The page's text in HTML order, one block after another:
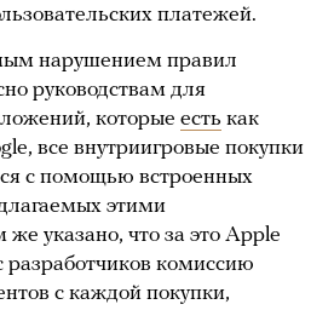
платежей.
нарушением правил
руководствам для
которые есть как
все внутриигровые покупки
с помощью встроенных
этими
указано, что за это Apple
комиссию
с каждой покупки,